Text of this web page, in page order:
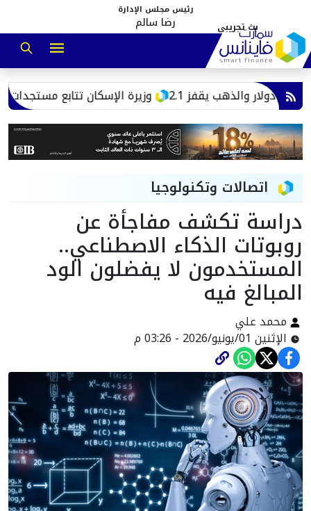
رئيس مجلس الإدارة
رضا سالم
وزيرة الإسكان تتابع مستجدات ملف
اتصالات وتكنولوجيا
دراسة تكشف مفاجأة عن
روبوتات الذكاء الاصطناعي..
المستخدمون لا يفضلون الود
المبالغ فيه
محمد علي
الإثنين 01/يونيو/2026 - 03:26 م